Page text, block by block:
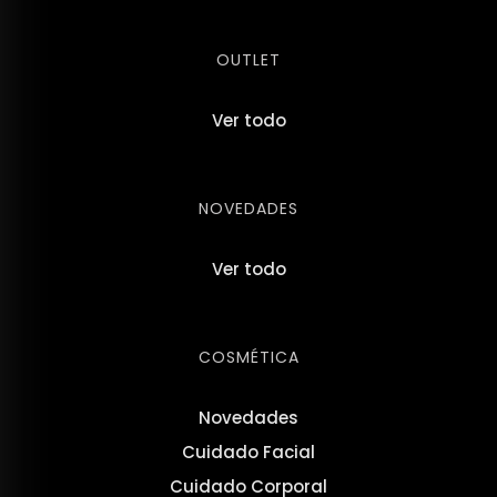
OUTLET
Ver todo
NOVEDADES
Ver todo
COSMÉTICA
Novedades
Cuidado Facial
Cuidado Corporal